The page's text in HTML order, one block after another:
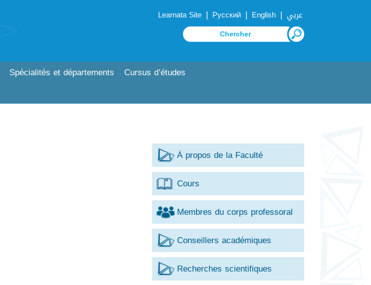
Learnata Site | Русский | English | عربي
Spécialités et départements
Cursus d’études
À propos de la Faculté
Cours
Membres du corps professoral
Conseillers académiques
Recherches scientifiques